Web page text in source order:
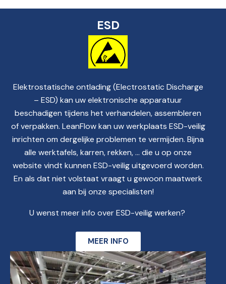
ESD
Elektrostatische ontlading (Electrostatic Discharge
– ESD) kan uw elektronische apparatuur
beschadigen tijdens het verhandelen, assembleren
of verpakken. LeanFlow kan uw werkplaats ESD-veilig
inrichten om dergelijke problemen te vermijden. Bijna
alle werktafels, karren, rekken, … die u op onze
website vindt kunnen ESD-veilig uitgevoerd worden.
En als dat niet volstaat vraagt u gewoon maatwerk
aan bij onze specialisten!
U wenst meer info over ESD-veilig werken?
MEER INFO